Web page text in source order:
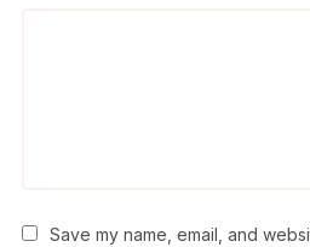
Save my name, email, and